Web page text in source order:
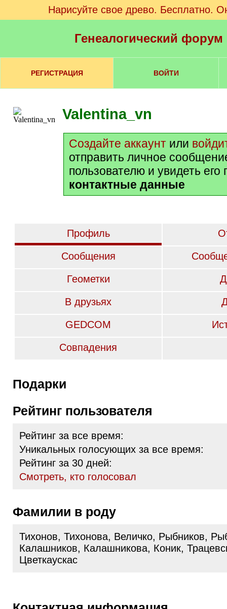
Нарисуйте свое древо. Бесплатно.
Генеалогический
РЕГИСТРАЦИЯ ВОЙТИ
Valentina_vn
Создайте аккаунт или
отправить личное
пользователю и увидеть его
контактные данные
Профиль
Сообщения
Геометки
В друзьях
GEDCOM
Совпадения
Подарки
Рейтинг пользователя
Рейтинг за все время:
Уникальных голосующих за все время:
Рейтинг за 30 дней:
Cмотреть, кто голосовал
Фамилии в роду
Тихонов, Тихонова, Величко, Рыбников,
Калашников, Калашникова, Коник,
Цветкаускас